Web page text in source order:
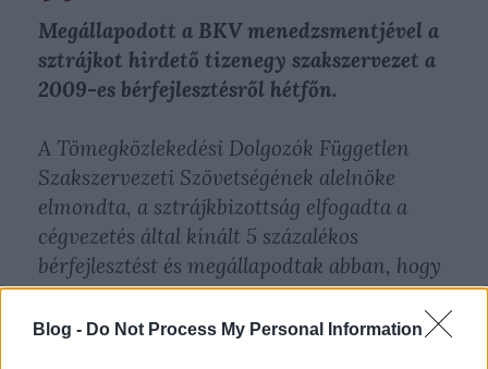
Blog - Do Not Process My Personal Information
Megállapodott a BKV menedzsmentjével a
sztrájkot hirdető tizenegy szakszervezet a
2009-es bérfejlesztésről hétfőn.
A Tömegközlekedési Dolgozók Független
Szakszervezeti Szövetségének alelnöke
elmondta, a sztrájkbizottság elfogadta a
cégvezetés által kínált 5 százalékos
bérfejlesztést és megállapodtak abban, hogy
az év végi juttatásokat 45 ezer forintra
emelik.